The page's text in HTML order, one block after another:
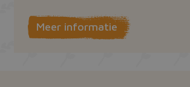
Meer informatie